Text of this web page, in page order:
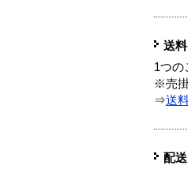
送
1つの
※売
⇒送
配